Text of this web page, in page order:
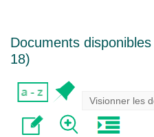
Documents
18)
Visionner les